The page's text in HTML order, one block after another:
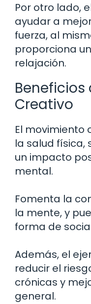
Por otro lado,
ayudar a
fuerza, al
proporciona
relajación.
Creativo
El movimiento
la salud física,
un impacto
mental.
Fomenta la
la mente, y
forma de
Además, el
reducir el
crónicas y
general.